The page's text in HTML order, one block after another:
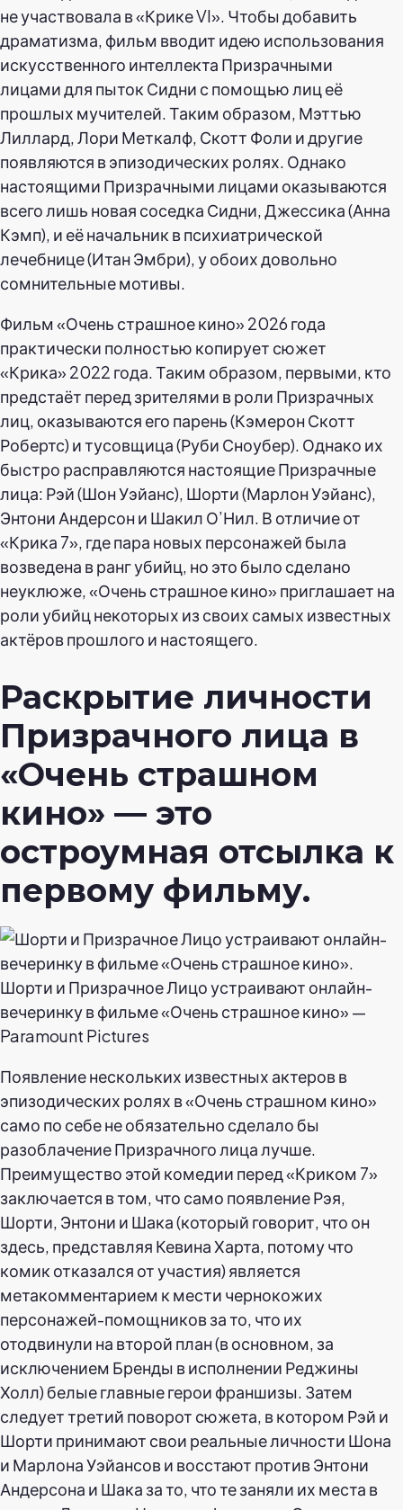
не участвовала в «Крике VI». Чтобы добавить
драматизма, фильм вводит идею использования
искусственного интеллекта Призрачными
лицами для пыток Сидни с помощью лиц её
прошлых мучителей. Таким образом, Мэттью
Лиллард, Лори Меткалф, Скотт Фоли и другие
появляются в эпизодических ролях. Однако
настоящими Призрачными лицами оказываются
всего лишь новая соседка Сидни, Джессика (Анна
Кэмп), и её начальник в психиатрической
лечебнице (Итан Эмбри), у обоих довольно
сомнительные мотивы.
Фильм «Очень страшное кино» 2026 года
практически полностью копирует сюжет
«Крика» 2022 года. Таким образом, первыми, кто
предстаёт перед зрителями в роли Призрачных
лиц, оказываются его парень (Кэмерон Скотт
Робертс) и тусовщица (Руби Сноубер). Однако их
быстро расправляются настоящие Призрачные
лица: Рэй (Шон Уэйанс), Шорти (Марлон Уэйанс),
Энтони Андерсон и Шакил О’Нил. В отличие от
«Крика 7», где пара новых персонажей была
возведена в ранг убийц, но это было сделано
неуклюже, «Очень страшное кино» приглашает на
роли убийц некоторых из своих самых известных
актёров прошлого и настоящего.
Раскрытие личности
Призрачного лица в
«Очень страшном
кино» — это
остроумная отсылка к
первому фильму.
Шорти и Призрачное Лицо устраивают онлайн-
вечеринку в фильме «Очень страшное кино» —
Paramount Pictures
Появление нескольких известных актеров в
эпизодических ролях в «Очень страшном кино»
само по себе не обязательно сделало бы
разоблачение Призрачного лица лучше.
Преимущество этой комедии перед «Криком 7»
заключается в том, что само появление Рэя,
Шорти, Энтони и Шака (который говорит, что он
здесь, представляя Кевина Харта, потому что
комик отказался от участия) является
метакомментарием к мести чернокожих
персонажей-помощников за то, что их
отодвинули на второй план (в основном, за
исключением Бренды в исполнении Реджины
Холл) белые главные герои франшизы. Затем
следует третий поворот сюжета, в котором Рэй и
Шорти принимают свои реальные личности Шона
и Марлона Уэйансов и восстают против Энтони
Андерсона и Шака за то, что те заняли их места в